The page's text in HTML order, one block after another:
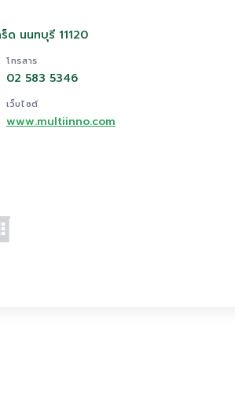
ด นนทบุรี 11120
โทรสาร
02 583 5346
เว็บไซต์
www.multiinno.com